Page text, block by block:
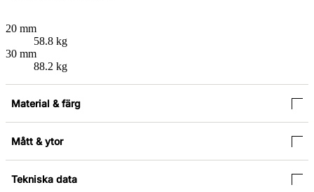
20 mm
58.8 kg
30 mm
88.2 kg
Material & färg
Mått & ytor
Tekniska data